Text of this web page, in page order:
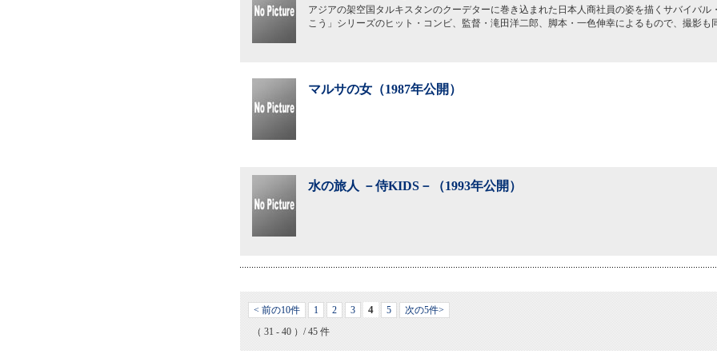
アジアの架空国タルキスタンのクーデターに巻き込まれた日本人商社員の姿を描くサバイバル
こう」シリーズのヒット・コンビ、監督・滝田洋二郎、脚本・一色伸幸によるもので、撮影も
マルサの女（1987年公開）
水の旅人 －侍KIDS－（1993年公開）
< 前の10件 1 2 3 4 5
次の5件>
（ 31 - 40 ）/ 45 件